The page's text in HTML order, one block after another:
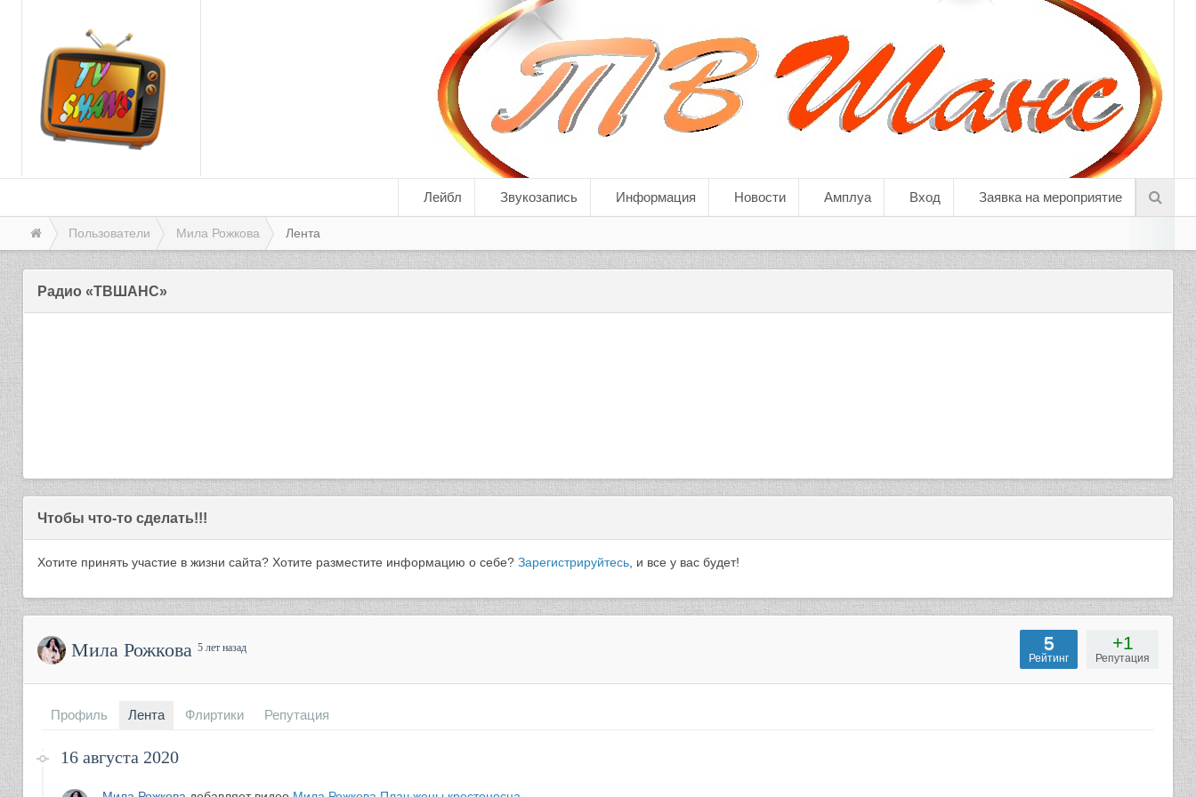
Лейбл Звукозапись Информация Новости Амплуа Вход Заявка на мероприятие
Пользователи Мила Рожкова Лента
Радио «ТВШАНС»
Чтобы что-то сделать!!!
Хотите принять участие в жизни сайта? Хотите разместите информацию о себе? Зарегистрируйтесь , и все у вас будет!
Мила Рожкова 5 лет назад +1
Репутация
5
Рейтинг
Профиль Лента Флиртики Репутация
16 августа 2020